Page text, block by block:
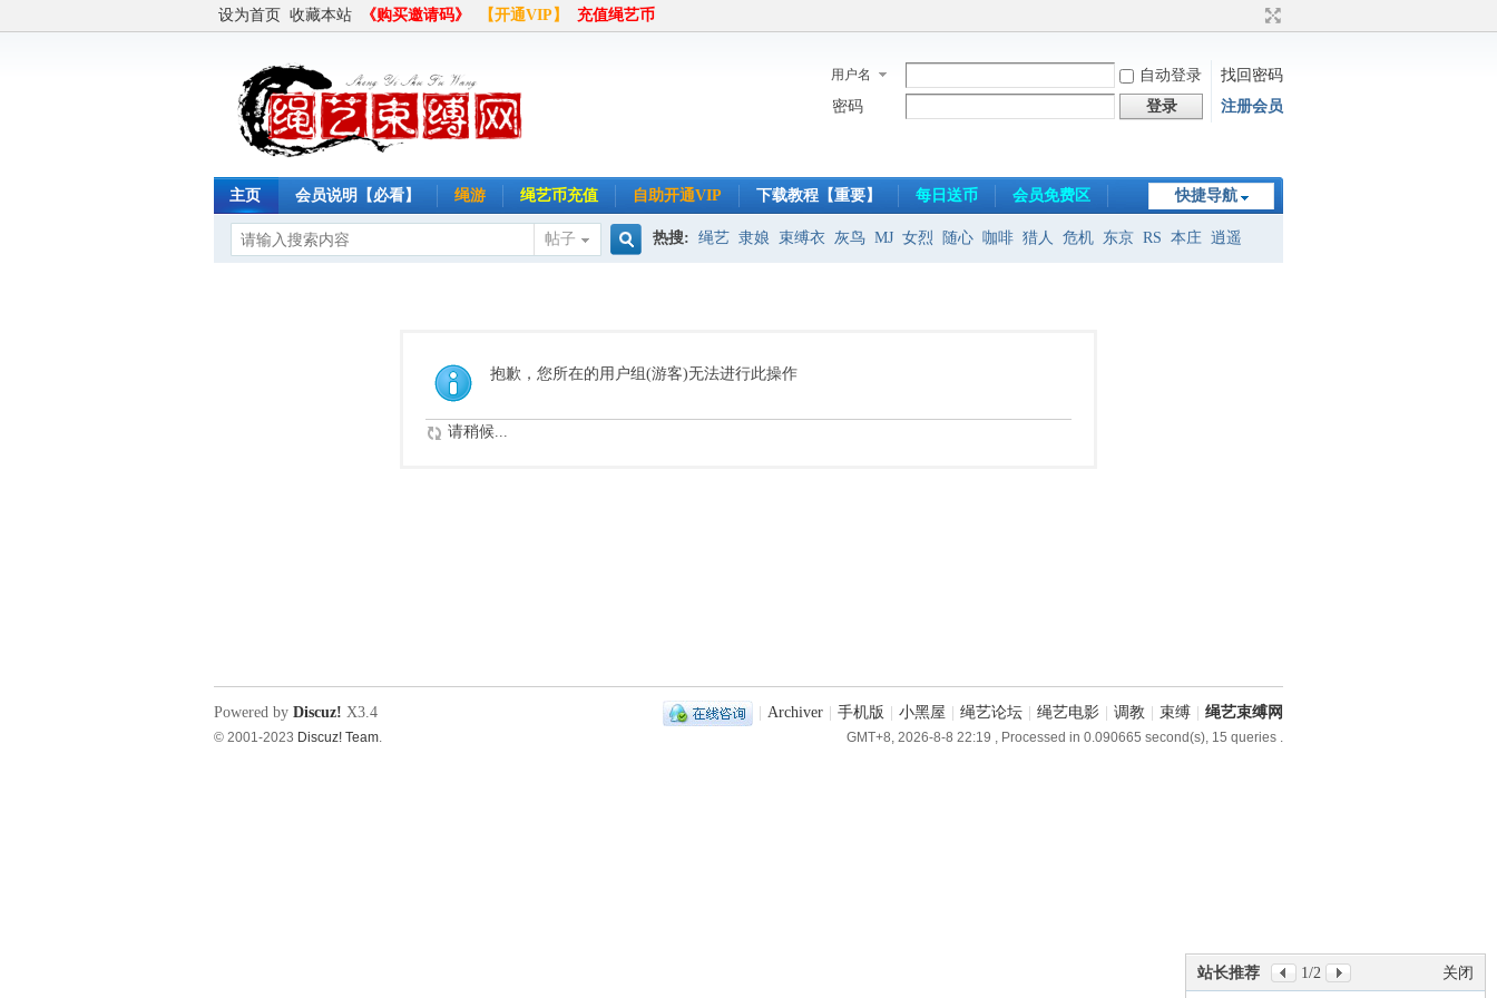
设为首页 收藏本站 《购买邀请码》 【开通VIP】 充值绳艺币
用户名 自动登录
找回密码
密码
登录 注册会员
快捷导航
主页 会员说明【必看】 绳游 绳艺币充值 自助开通VIP 下载教程【重要】 每日送币 会员免费区
帖子
索
热搜: 绳艺 隶娘 束缚衣 灰鸟 MJ 女烈 随心 咖啡 猎人 危机 东京 RS 本庄 逍遥
抱歉，您所在的用户组(游客)无法进行此操作
请稍候...
关闭
站长推荐 1/2
Archiver 手机版 小黑屋 绳艺论坛 绳艺电影 调教 束缚 绳艺束缚网
GMT+8, 2026-8-8 22:19 , Processed in 0.090665 second(s), 15 queries .
Powered by Discuz! X3.4
© 2001-2023 Discuz! Team